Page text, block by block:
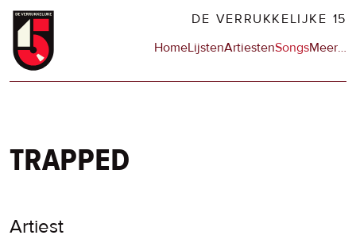
Overslaan
naar
DE VERRUKKELIJKE 15
Hoofdnavigatie
HomeLijstenArtiestenSongsMeerop
…
trapped
Artiest